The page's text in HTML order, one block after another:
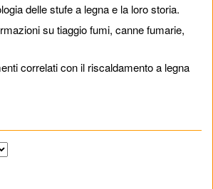
delle stufe a legna e la loro storia.
su tiaggio fumi, canne fumarie,
correlati con il riscaldamento a legna